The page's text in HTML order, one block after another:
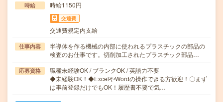
時給 時給1150円
交通費
交通費規定内支給
仕事内容
半導体を作る機械の内部に使われるプラスチックの部品の
検査のお仕事です。切削加工されたプラスチック部品…
応募資格
職種未経験OK / ブランクOK / 英語力不要
◆未経験OK！◆ExcelやWordの操作できる方歓迎！〇まず
は事前登録だけでもOK！履歴書不要で気…